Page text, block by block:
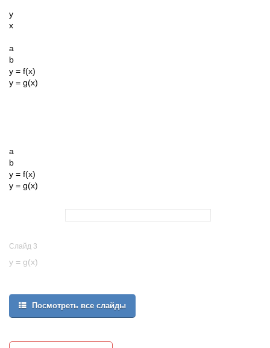
y
x
a
b
y = f(x)
y = g(x)
a
b
y = f(x)
y = g(x)
Слайд 3
y = g(x)
b
y = f(x)
y
Р
Посмотреть все слайды